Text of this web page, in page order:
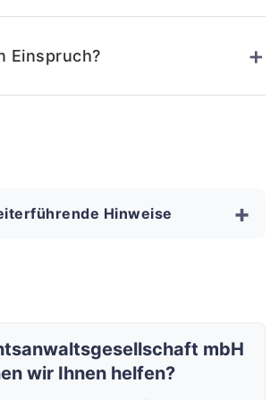
Einspruch? +
Hinweise +
mbH
wir Ihnen helfen?